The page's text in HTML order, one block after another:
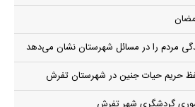
مردم را در مسائل شهرستان نشان می‌دهد
حریم حیات جنین در شهرستان تفرش